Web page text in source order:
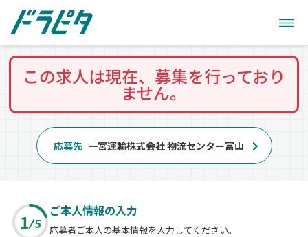
この求人は現在、募集を行っており
ません。
応募先 一宮運輸株式会社 物流センター富山
1 5
ご本人情報の入力
応募者ご本人の基本情報を入力してください。